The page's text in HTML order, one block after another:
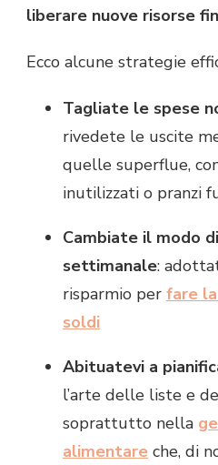
liberare nuove risorse
Ecco alcune strategie
Tagliate le spese
rivedete le uscite
quelle superflue,
inutilizzati o pranzi
Cambiate il modo
settimanale:
risparmio per fare
soldi
Abituatevi a
l’arte delle liste e
soprattutto nella
alimentare che, di